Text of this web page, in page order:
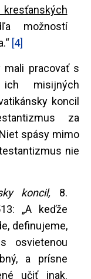
možností
[4]
pracovať s
misijných
koncil
za
spásy mimo
nie
koncil, 8.
„A keďže
definujeme,
osvietenou
a prísne
učiť inak.